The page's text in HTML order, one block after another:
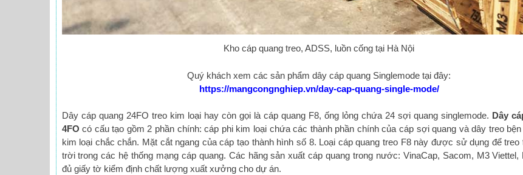
Kho cáp quang treo, ADSS, luồn cống tại Hà Nội
Quý khách xem các sản phẩm dây cáp quang Singlemode tại đây:
https://mangcongnghiep.vn/day-cap-quang-single-mode/
Dây cáp quang 24FO treo kim loại hay còn gọi là cáp quang F8, ống lỏng chứa 24 sợi quang singlemode. Dây
4FO có cấu tạo gồm 2 phần chính: cáp phi kim loại chứa các thành phần chính của cáp sợi quang và dây treo
kim loại chắc chắn. Mặt cắt ngang của cáp tạo thành hình số 8. Loại cáp quang treo F8 này được sử dụng để treo
trời trong các hệ thống mạng cáp quang. Các hãng sản xuất cáp quang trong nước: VinaCap, Sacom, M3
đủ giấy tờ kiểm định chất lượng xuất xưởng cho dự án.